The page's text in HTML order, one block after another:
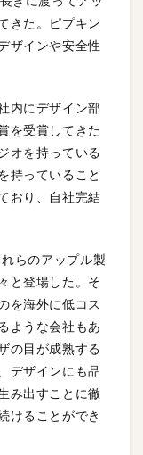
きた。ピプキン
ザインや安全性
内にデザイン部
を受賞してきた
オを持っている
持っていること
おり、自社完結
らのアップル製
と登場した。そ
を海外に低コス
ような会社もあ
の目が成熟する
デザインにも品
み出すことに徹
けることができ